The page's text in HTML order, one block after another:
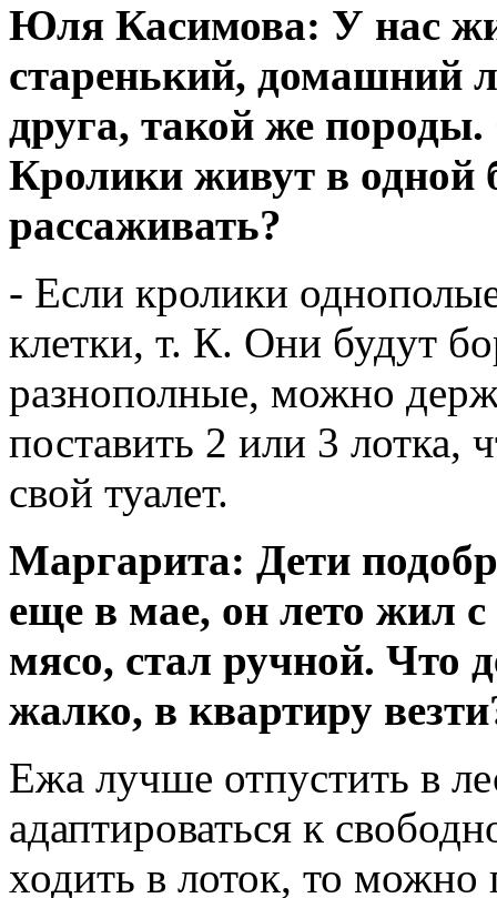
Юля Касимова: У нас
старенький, домашний
друга, такой же
Кролики живут в одной
рассаживать?
- Если кролики
клетки, т. К. Они будут
разнополные, можно
поставить 2 или 3 лотка,
свой туалет.
Маргарита: Дети
еще в мае, он лето жил
мясо, стал ручной. Что
жалко, в квартиру
Ежа лучше отпустить в
адаптироваться к
ходить в лоток, то можно